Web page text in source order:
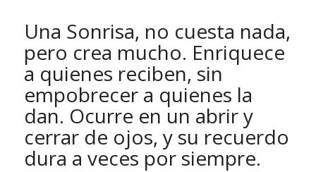
Una Sonrisa, no cuesta nada,
pero crea mucho. Enriquece
a quienes reciben, sin
empobrecer a quienes la
dan. Ocurre en un abrir y
cerrar de ojos, y su recuerdo
dura a veces por siempre.